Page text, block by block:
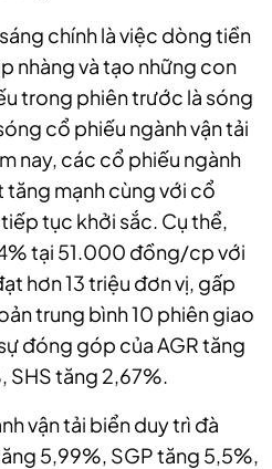
chính là việc dòng tiền
nhàng và tạo những con
trong phiên trước là sóng
cổ phiếu ngành vận tải
nay, các cổ phiếu ngành
mạnh cùng với cổ
tục khởi sắc. Cụ thể,
tại 51.000 đồng/cp với
hơn 13 triệu đơn vị, gấp
trung bình 10 phiên giao
đóng góp của AGR tăng
SHS tăng 2,67%.
vận tải biển duy trì đà
5,99%, SGP tăng 5,5%,